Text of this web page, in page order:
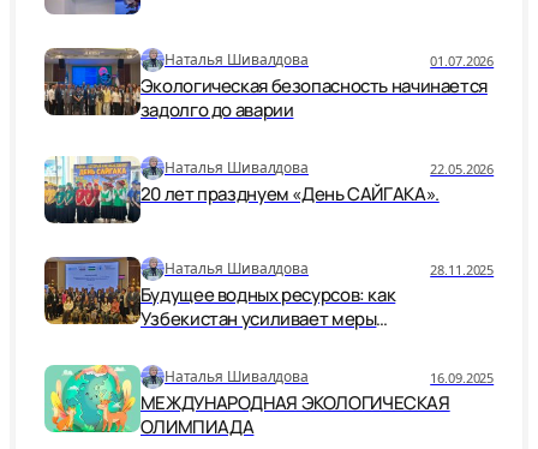
Наталья Шивалдова 01.07.2026
Экологическая безопасность начинается
задолго до аварии
Наталья Шивалдова 22.05.2026
20 лет празднуем «День САЙГАКА».
Наталья Шивалдова 28.11.2025
Будущее водных ресурсов: как
Узбекистан усиливает меры
Наталья Шивалдова 16.09.2025
МЕЖДУНАРОДНАЯ ЭКОЛОГИЧЕСКАЯ
ОЛИМПИАДА